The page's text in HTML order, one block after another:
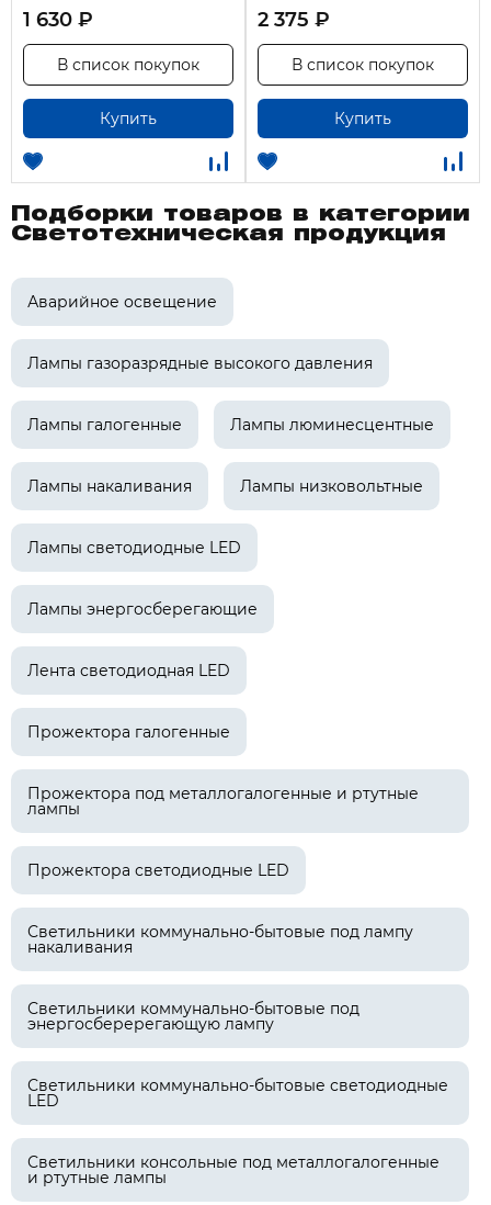
1 630 ₽
Купить
В список покупок
2 375 ₽
Купить
В список покупок
Подборки товаров в категории
Светотехническая продукция
Аварийное освещение
Лампы газоразрядные высокого давления
Лампы галогенные Лампы люминесцентные
Лампы накаливания Лампы низковольтные
Лампы светодиодные LED
Лампы энергосберегающие
Лента светодиодная LED
Прожектора галогенные
Прожектора под металлогалогенные и ртутные
лампы
Прожектора светодиодные LED
Светильники коммунально-бытовые под лампу
накаливания
Светильники коммунально-бытовые под
энергосберерегающую лампу
Светильники коммунально-бытовые светодиодные
LED
Светильники консольные под металлогалогенные
и ртутные лампы